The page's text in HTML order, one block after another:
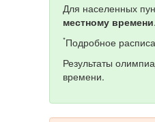
Для населенных
местному времени.
*Подробное
Результаты
времени.